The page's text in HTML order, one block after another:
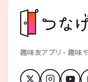
趣味友アプリ - 趣味